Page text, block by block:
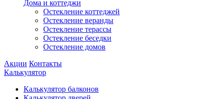
Дома и коттеджи
Остекление коттеджей
Остекление веранды
Остекление терассы
Остекление беседки
Остекление домов
Акции Контакты
Калькулятор
Калькулятор балконов